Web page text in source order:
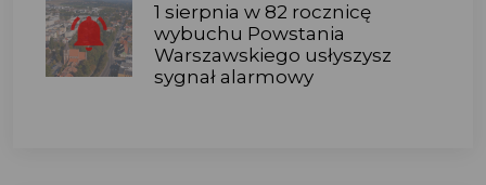
1 sierpnia w 82 rocznicę
wybuchu Powstania
Warszawskiego usłyszysz
sygnał alarmowy